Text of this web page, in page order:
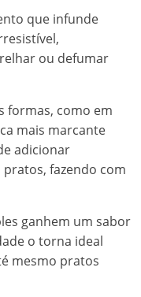
que infunde
ou defumar
formas, como em
mais marcante
adicionar
fazendo com
ganhem um sabor
o torna ideal
mesmo pratos